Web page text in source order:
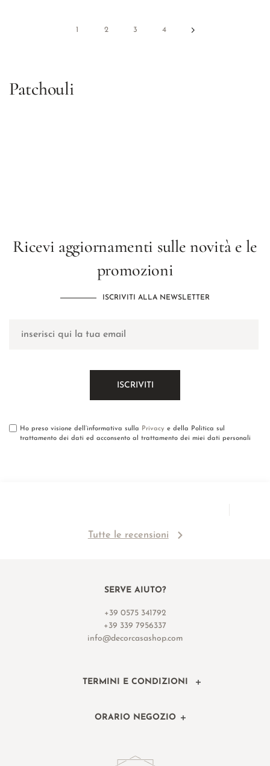
Patchouli
1 2 3 4
Ricevi aggiornamenti sulle novità e le
promozioni
ISCRIVITI ALLA NEWSLETTER
Ho preso visione dell’informativa sulla Privacy e della Politica sul
trattamento dei dati ed acconsento al trattamento dei miei dati personali
Tutte le recensioni
SERVE AIUTO?
+39 0575 341792
+39 339 7956337
info@decorcasashop.com
TERMINI E CONDIZIONI
ORARIO NEGOZIO